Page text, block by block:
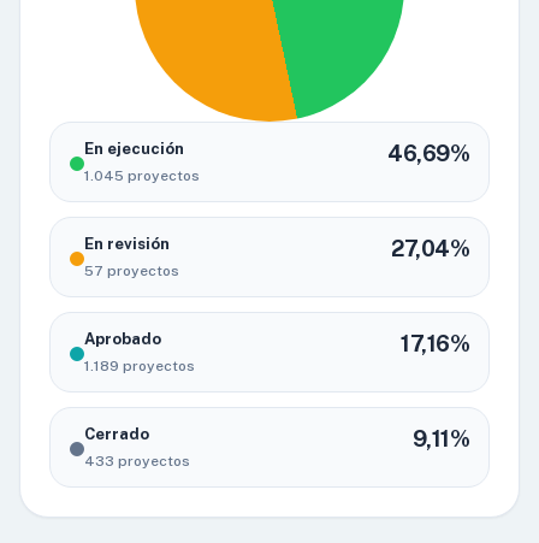
En ejecución
1.045 proyectos
46,69%
En revisión
57 proyectos
27,04%
Aprobado
1.189 proyectos
17,16%
Cerrado
433 proyectos
9,11%